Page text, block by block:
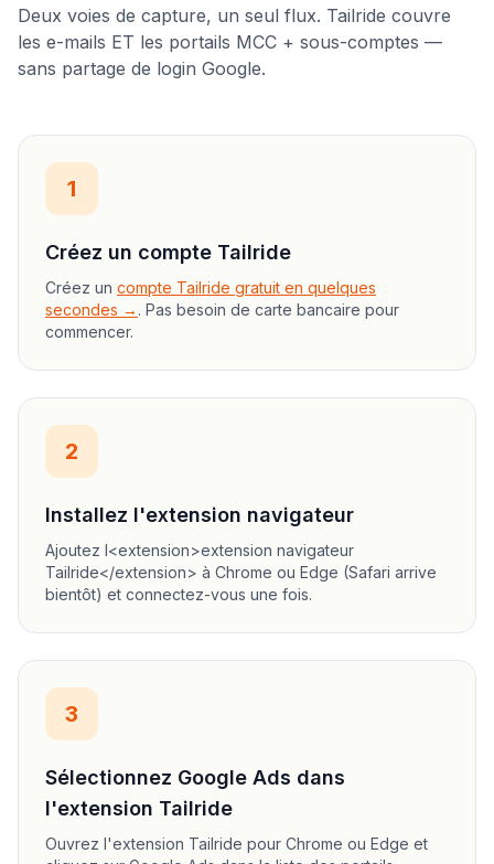
Deux voies de capture, un seul flux. Tailride couvre
les e-mails ET les portails MCC + sous-comptes —
sans partage de login Google.
1
Créez un compte Tailride
Créez un compte Tailride gratuit en quelques
secondes → . Pas besoin de carte bancaire pour
commencer.
2
Installez l'extension navigateur
Ajoutez l<extension>extension navigateur
Tailride</extension> à Chrome ou Edge (Safari arrive
bientôt) et connectez-vous une fois.
3
Sélectionnez Google Ads dans
l'extension Tailride
Ouvrez l'extension Tailride pour Chrome ou Edge et